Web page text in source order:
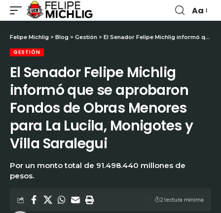
Aa
Felipe Michlig > Blog > Gestión > El Senador Felipe Michlig informó que se aprobaron Fondos de Obras Menores para La Lucila, Monigotes y Villa Saralegui
GESTIÓN
El Senador Felipe Michlig
informó que se aprobaron
Fondos de Obras Menores
para La Lucila, Monigotes y
Villa Saralegui
Por un monto total de 91.498.440 millones de
pesos.
2 lectura mínima